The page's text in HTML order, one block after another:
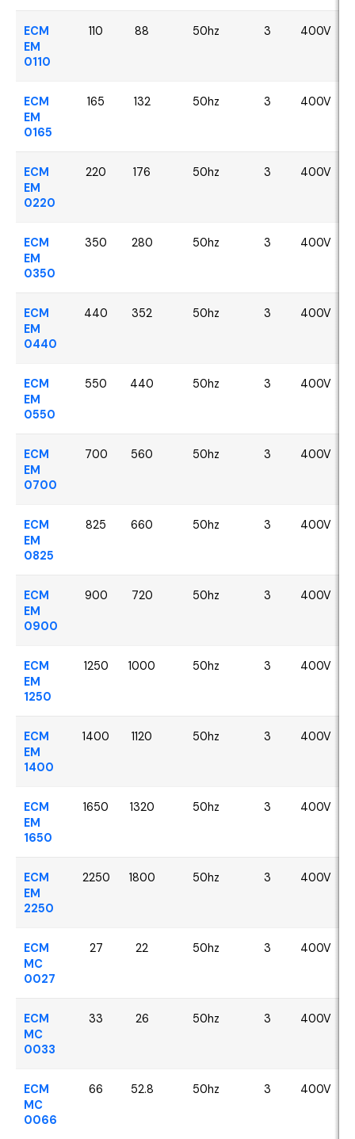
ECM
EM
0110
110 88 50hz 3 400V
ECM
EM
0165
165 132 50hz 3 400V
ECM
EM
0220
220 176 50hz 3 400V
ECM
EM
0350
350 280 50hz 3 400V
ECM
EM
0440
440 352 50hz 3 400V
ECM
EM
0550
550 440 50hz 3 400V
ECM
EM
0700
700 560 50hz 3 400V
ECM
EM
0825
825 660 50hz 3 400V
ECM
EM
0900
900 720 50hz 3 400V
ECM
EM
1250
1250 1000 50hz 3 400V
ECM
EM
1400
1400 1120 50hz 3 400V
ECM
EM
1650
1650 1320 50hz 3 400V
ECM
EM
2250
2250 1800 50hz 3 400V
ECM
MC
0027
27 22 50hz 3 400V
ECM
MC
0033
33 26 50hz 3 400V
ECM
MC
0066
66 52.8 50hz 3 400V